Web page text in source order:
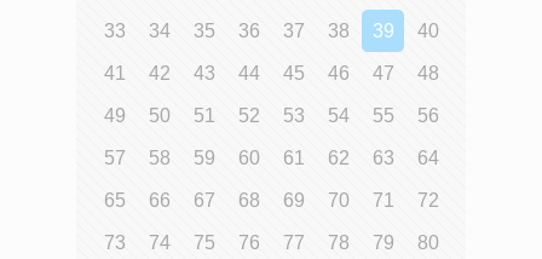
33 34 35 36 37 38 39 40
41 42 43 44 45 46 47 48
49 50 51 52 53 54 55 56
57 58 59 60 61 62 63 64
65 66 67 68 69 70 71 72
73 74 75 76 77 78 79 80